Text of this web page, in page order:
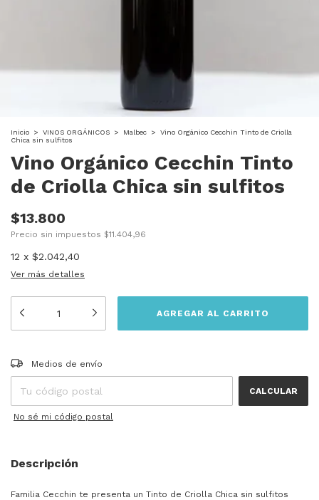
Inicio > VINOS ORGÁNICOS > Malbec >
Vino Orgánico Cecchin Tinto de Criolla
Chica sin sulfitos
Vino Orgánico Cecchin Tinto
de Criolla Chica sin sulfitos
$13.800
Precio sin impuestos $11.404,96
12 x $2.042,40
Ver más detalles
Entregas para el CP:
Medios de envío
CALCULAR
No sé mi código postal
Descripción
Familia Cecchin te presenta un Tinto de Criolla Chica sin sulfitos